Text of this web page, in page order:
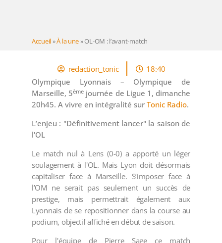
Accueil»À la une»OL-OM : l’avant-match
redaction_tonic
18:40
Olympique Lyonnais – Olympique de
Marseille, 5ème journée de Ligue 1, dimanche
20h45. A vivre en intégralité sur Tonic Radio.
L’enjeu : "Définitivement lancer" la saison de
l'OL
Le match nul à Lens (0-0) a apporté un léger
soulagement à l'OL. Mais Lyon doit désormais
capitaliser face à Marseille. S’imposer face à
l’OM ne serait pas seulement un succès de
prestige, mais permettrait également aux
Lyonnais de se repositionner dans la course au
podium, objectif affiché en début de saison.
Pour l'équipe de Pierre Sage ce match